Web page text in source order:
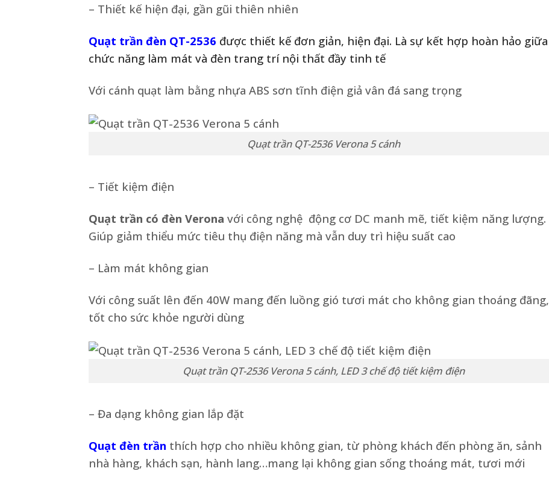
– Thiết kế hiện đại, gần gũi thiên nhiên
Quạt trần đèn QT-2536 được thiết kế đơn giản, hiện đại. Là sự kết hợp hoàn hảo giữa
chức năng làm mát và đèn trang trí nội thất đầy tinh tế
Với cánh quạt làm bằng nhựa ABS sơn tĩnh điện giả vân đá sang trọng
Quạt trần QT-2536 Verona 5 cánh
– Tiết kiệm điện
Quạt trần có đèn Verona với công nghệ động cơ DC manh mẽ, tiết kiệm năng lượng.
Giúp giảm thiểu mức tiêu thụ điện năng mà vẫn duy trì hiệu suất cao
– Làm mát không gian
Với công suất lên đến 40W mang đến luồng gió tươi mát cho không gian thoáng đãng,
tốt cho sức khỏe người dùng
Quạt trần QT-2536 Verona 5 cánh, LED 3 chế độ tiết kiệm điện
– Đa dạng không gian lắp đặt
Quạt đèn trần thích hợp cho nhiều không gian, từ phòng khách đến phòng ăn, sảnh
nhà hàng, khách sạn, hành lang…mang lại không gian sống thoáng mát, tươi mới